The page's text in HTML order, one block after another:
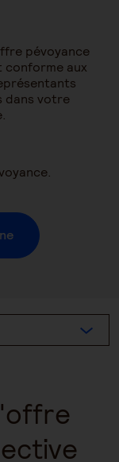
pévoyance
conforme aux
dans votre